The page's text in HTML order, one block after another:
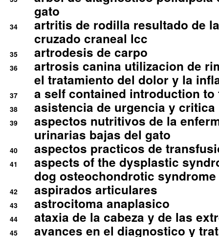
gato
34
artritis de rodilla resultado de
cruzado craneal lcc
35 artrodesis de carpo
36
artrosis canina utilizacion de
el tratamiento del dolor y la
37 a self contained introduction
38 asistencia de urgencia y
39
aspectos nutritivos de la
urinarias bajas del gato
40 aspectos practicos de
41
aspects of the dysplastic
dog osteochondrotic syndrome
42 aspirados articulares
43 astrocitoma anaplasico
44 ataxia de la cabeza y de las
45
avances en el diagnostico y